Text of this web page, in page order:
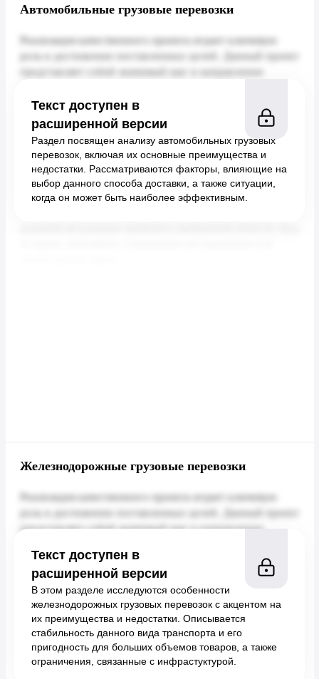
Автомобильные грузовые перевозки
Текст доступен в
расширенной версии
Раздел посвящен анализу автомобильных грузовых
перевозок, включая их основные преимущества и
недостатки. Рассматриваются факторы, влияющие на
выбор данного способа доставки, а также ситуации,
когда он может быть наиболее эффективным.
Железнодорожные грузовые перевозки
Текст доступен в
расширенной версии
В этом разделе исследуются особенности
железнодорожных грузовых перевозок с акцентом на
их преимущества и недостатки. Описывается
стабильность данного вида транспорта и его
пригодность для больших объемов товаров, а также
ограничения, связанные с инфрастуктурой.